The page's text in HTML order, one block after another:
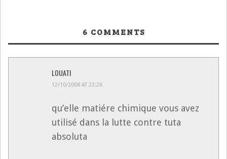
6 COMMENTS
LOUATI
12/10/2008 AT 23:26
qu’elle matiére chimique vous avez
utilisé dans la lutte contre tuta
absoluta